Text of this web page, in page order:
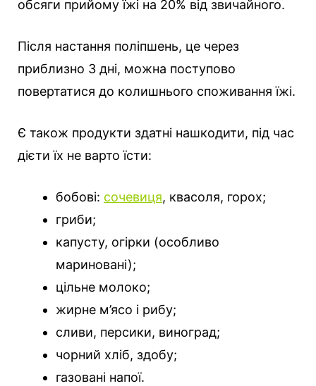
обсяги прийому їжі на 20% від звичайного.
Після настання поліпшень, це через
приблизно 3 дні, можна поступово
повертатися до колишнього споживання їжі.
Є також продукти здатні нашкодити, під час
дієти їх не варто їсти:
бобові: сочевиця, квасоля, горох;
гриби;
капусту, огірки (особливо
мариновані);
цільне молоко;
жирне м’ясо і рибу;
сливи, персики, виноград;
чорний хліб, здобу;
газовані напої.